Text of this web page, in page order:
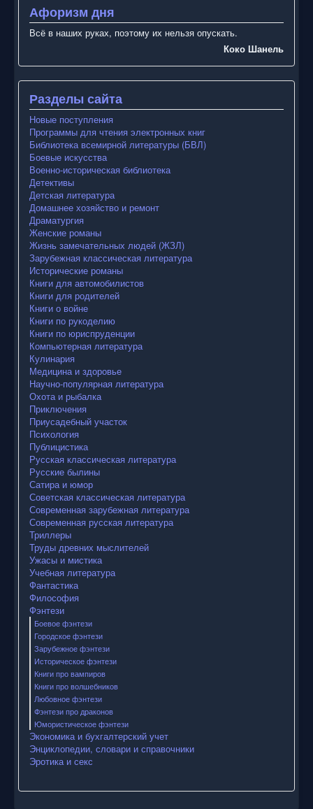
Афоризм дня
Всё в наших руках, поэтому их нельзя опускать.
Коко Шанель
Разделы сайта
Новые поступления
Программы для чтения электронных книг
Библиотека всемирной литературы (БВЛ)
Боевые искусства
Военно-историческая библиотека
Детективы
Детская литература
Домашнее хозяйство и ремонт
Драматургия
Женские романы
Жизнь замечательных людей (ЖЗЛ)
Зарубежная классическая литература
Исторические романы
Книги для автомобилистов
Книги для родителей
Книги о войне
Книги по рукоделию
Книги по юриспруденции
Компьютерная литература
Кулинария
Медицина и здоровье
Научно-популярная литература
Охота и рыбалка
Приключения
Приусадебный участок
Психология
Публицистика
Русская классическая литература
Русские былины
Сатира и юмор
Советская классическая литература
Современная зарубежная литература
Современная русская литература
Триллеры
Труды древних мыслителей
Ужасы и мистика
Учебная литература
Фантастика
Философия
Фэнтези
Боевое фэнтези
Городское фэнтези
Зарубежное фэнтези
Историческое фэнтези
Книги про вампиров
Книги про волшебников
Любовное фэнтези
Фэнтези про драконов
Юмористическое фэнтези
Экономика и бухгалтерский учет
Энциклопедии, словари и справочники
Эротика и секс